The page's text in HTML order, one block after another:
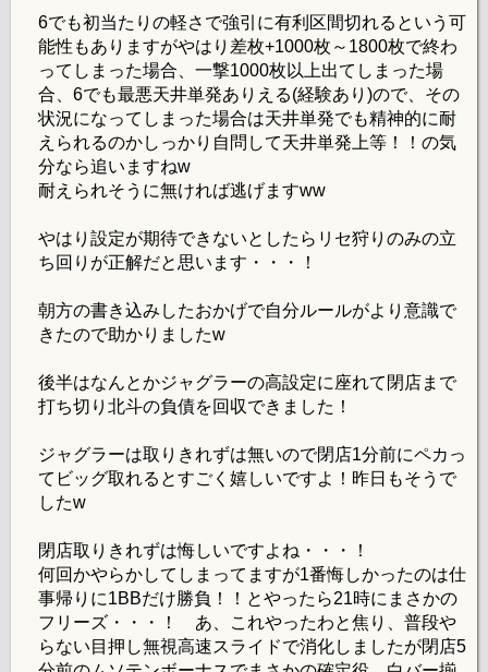
6でも初当たりの軽さで強引に有利区間切れるという可
能性もありますがやはり差枚+1000枚～1800枚で終わ
ってしまった場合、一撃1000枚以上出てしまった場
合、6でも最悪天井単発ありえる(経験あり)ので、その
状況になってしまった場合は天井単発でも精神的に耐
えられるのかしっかり自問して天井単発上等！！の気
分なら追いますねw
耐えられそうに無ければ逃げますww
やはり設定が期待できないとしたらリセ狩りのみの立
ち回りが正解だと思います・・・！
朝方の書き込みしたおかげで自分ルールがより意識で
きたので助かりましたw
後半はなんとかジャグラーの高設定に座れて閉店まで
打ち切り北斗の負債を回収できました！
ジャグラーは取りきれずは無いので閉店1分前にペカっ
てビッグ取れるとすごく嬉しいですよ！昨日もそうで
したw
閉店取りきれずは悔しいですよね・・・！
何回かやらかしてしまってますが1番悔しかったのは仕
事帰りに1BBだけ勝負！！とやったら21時にまさかの
フリーズ・・・！ あ、これやったわと焦り、普段や
らない目押し無視高速スライドで消化しましたが閉店5